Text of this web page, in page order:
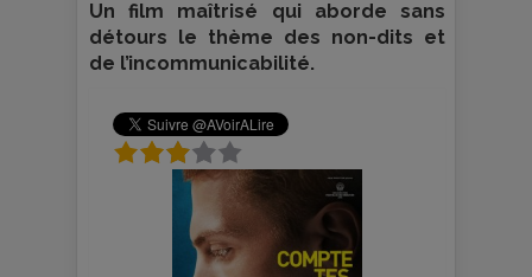
Un film maîtrisé qui aborde sans
détours le thème des non-dits et
de l’incommunicabilité.